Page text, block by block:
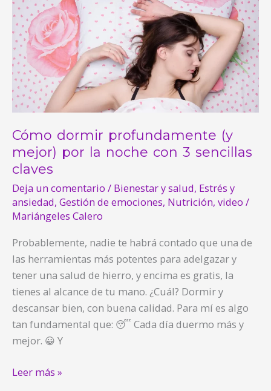
Cómo dormir profundamente (y
mejor) por la noche con 3 sencillas
claves
Deja un comentario / Bienestar y salud, Estrés y
ansiedad, Gestión de emociones, Nutrición, video /
Mariángeles Calero
Probablemente, nadie te habrá contado que una de
las herramientas más potentes para adelgazar y
tener una salud de hierro, y encima es gratis, la
tienes al alcance de tu mano. ¿Cuál? Dormir y
descansar bien, con buena calidad. Para mí es algo
tan fundamental que: 😴 Cada día duermo más y
mejor. 😀 Y
profundamente
(y
mejor)
por
la
noche
con
3
sencillas
claves
Leer más »